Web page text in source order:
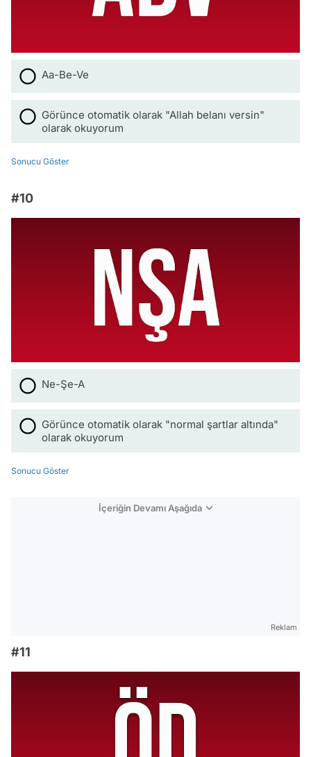
Aa-Be-Ve
Görünce otomatik olarak "Allah belanı versin"
olarak okuyorum
Sonucu Göster
#10
Ne-Şe-A
Görünce otomatik olarak "normal şartlar altında"
olarak okuyorum
Sonucu Göster
İçeriğin Devamı Aşağıda
Reklam
#11